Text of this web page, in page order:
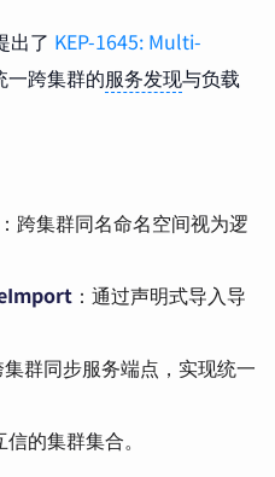
出了 KEP-1645: Multi-
一跨集群的服务发现与负载
：跨集群同名命名空间视为逻
：通过声明式导入导
集群同步服务端点，实现统一
的集群集合。